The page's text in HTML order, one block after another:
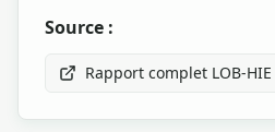
Source :
Rapport complet LOB-